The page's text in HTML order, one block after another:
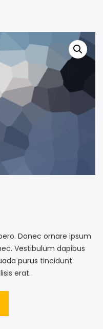
Donec ornare ipsum
Vestibulum dapibus
purus tincidunt.
erat.